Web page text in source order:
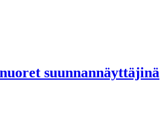
suunnannäyttäjinä